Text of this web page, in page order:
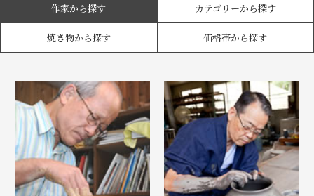
作家から探す カテゴリーから探す
焼き物から探す 価格帯から探す